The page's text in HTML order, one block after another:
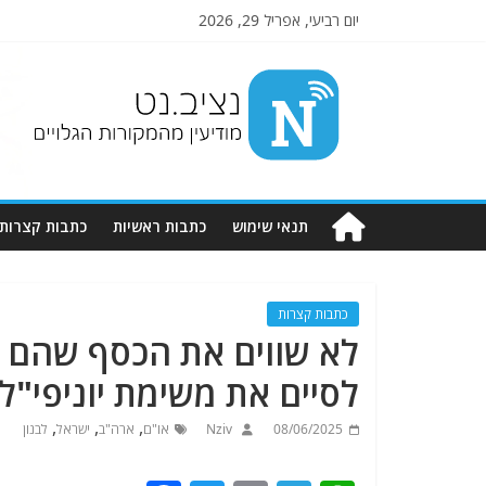
יום רביעי, אפריל 29, 2026
Nziv.net
מודיעין
מהמקורות
תנאי שימוש כתבות ראשיות כתבות קצרות
כתבות קצרות
לא שווים את הכסף שהם
לסיים את משימת
08/06/2025
Nziv או"ם, ארה"ב, ישראל, לבנון